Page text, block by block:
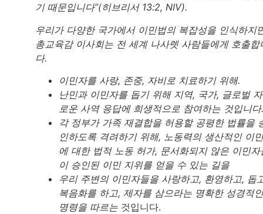
기 때문입니다”(히브리서 13:2, NIV).
우리가 다양한 국가에서 이민법의 복잡성을 인식하지
총교육감 이사회는 전 세계 나사렛 사람들에게 호출합
다.
이민자를 사랑, 존중, 자비로 치료하기 위해.
난민과 이민자를 돕기 위해 지역, 국가, 글로벌
로운 사역 응답에 희생적으로 참여하는 것입니다.
각 정부가 가족 재결합을 허용할 공평한 법률을
인하도록 격려하기 위해, 노동력의 생산적인 이
에 대한 법적 노동 허가, 문서화되지 않은 이민자
이 승인된 이민 지위를 얻을 수 있는 길을
우리 주변의 이민자들을 사랑하고, 환영하고, 돕
복음화를 하고, 제자를 삼으라는 명확한 성경적인
명령을 따르는 것입니다.